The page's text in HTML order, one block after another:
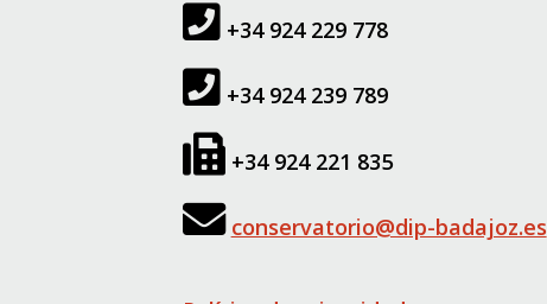
+34 924 229 778
+34 924 239 789
+34 924 221 835
conservatorio@dip-badajoz.es